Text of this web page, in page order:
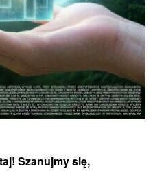
Szanujmy się,